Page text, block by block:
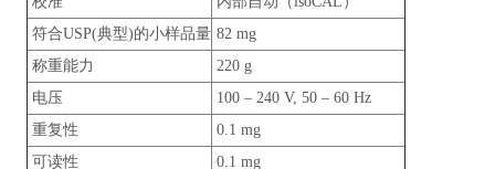
符合USP(典型)的小样品量 82 mg
称重能力
220 g
电压
100 – 240 V, 50 – 60 Hz
重复性
0.1 mg
可读性
0.1 mg